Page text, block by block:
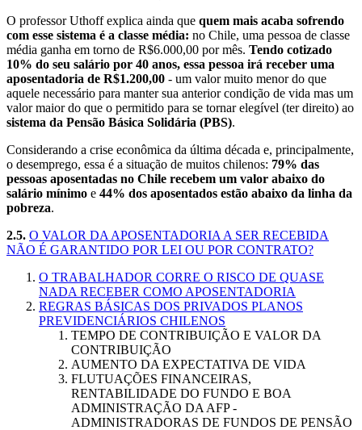
O professor Uthoff explica ainda que quem mais acaba sofrendo
com esse sistema é a classe média: no Chile, uma pessoa de classe
média ganha em torno de R$6.000,00 por mês. Tendo cotizado
10% do seu salário por 40 anos, essa pessoa irá receber uma
aposentadoria de R$1.200,00 - um valor muito menor do que
aquele necessário para manter sua anterior condição de vida mas um
valor maior do que o permitido para se tornar elegível (ter direito) ao
sistema da Pensão Básica Solidária (PBS).
Considerando a crise econômica da última década e, principalmente,
o desemprego, essa é a situação de muitos chilenos: 79% das
pessoas aposentadas no Chile recebem um valor abaixo do
salário mínimo e 44% dos aposentados estão abaixo da linha da
pobreza.
2.5. O VALOR DA APOSENTADORIA A SER RECEBIDA
NÃO É GARANTIDO POR LEI OU POR CONTRATO?
O TRABALHADOR CORRE O RISCO DE QUASE
NADA RECEBER COMO APOSENTADORIA
REGRAS BÁSICAS DOS PRIVADOS PLANOS
PREVIDENCIÁRIOS CHILENOS
TEMPO DE CONTRIBUIÇÃO E VALOR DA
CONTRIBUIÇÃO
AUMENTO DA EXPECTATIVA DE VIDA
FLUTUAÇÕES FINANCEIRAS,
RENTABILIDADE DO FUNDO E BOA
ADMINISTRAÇÃO DA AFP -
ADMINISTRADORAS DE FUNDOS DE PENSÃO